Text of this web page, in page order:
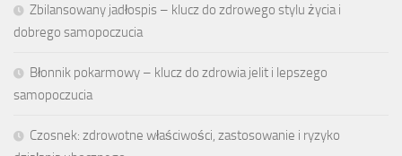
Zbilansowany jadłospis – klucz do zdrowego stylu życia i
dobrego samopoczucia
Błonnik pokarmowy – klucz do zdrowia jelit i lepszego
samopoczucia
Czosnek: zdrowotne właściwości, zastosowanie i ryzyko